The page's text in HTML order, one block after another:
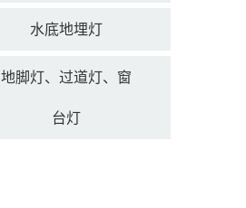
水底地埋灯
地脚灯、过道灯、窗
台灯